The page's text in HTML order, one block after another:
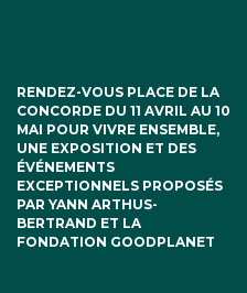
RENDEZ-VOUS PLACE DE LA
CONCORDE DU 11 AVRIL AU 10
MAI POUR VIVRE ENSEMBLE,
UNE EXPOSITION ET DES
ÉVÉNEMENTS
EXCEPTIONNELS PROPOSÉS
PAR YANN ARTHUS-
BERTRAND ET LA
FONDATION GOODPLANET